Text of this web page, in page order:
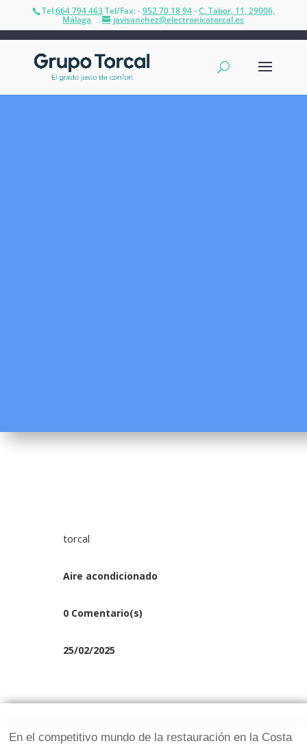
Tel:664 794 463Tel/Fax: -952 70 18 94-C. Tabor, 11, 29006,
Málaga javisanchez@electronicatorcal.es
torcal
Aire acondicionado
0 Comentario(s)
25/02/2025
En el competitivo mundo de la restauración en la Costa